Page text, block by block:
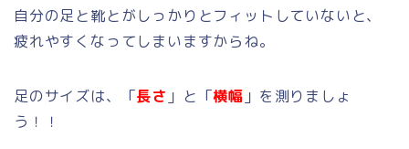
自分の足と靴とがしっかりとフィットしていないと、
疲れやすくなってしまいますからね。
足のサイズは、「長さ 」と「横幅 」を測りましょ
う！！